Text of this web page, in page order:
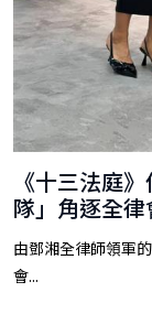
《十三法庭
隊」角逐全
由鄧湘全律師領軍
會...